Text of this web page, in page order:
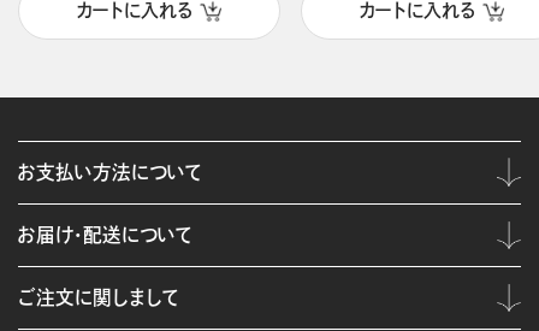
カートに入れる カートに入れる
お支払い方法について
お届け・配送について
ご注文に関しまして